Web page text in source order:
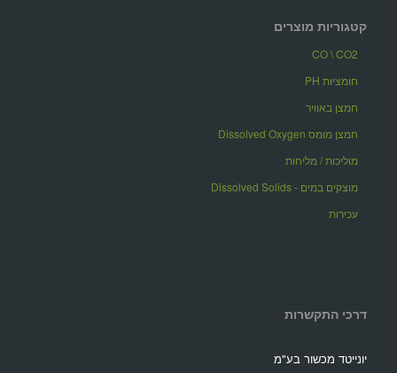
קטגוריות מוצרים
CO \ CO2
חומציות PH
חמצן באוויר
חמצן מומס Dissolved Oxygen
מוליכות / מליחות
מוצקים במים - Dissolved Solids
עכירות
דרכי התקשרות
יונייטד מכשור בע"מ